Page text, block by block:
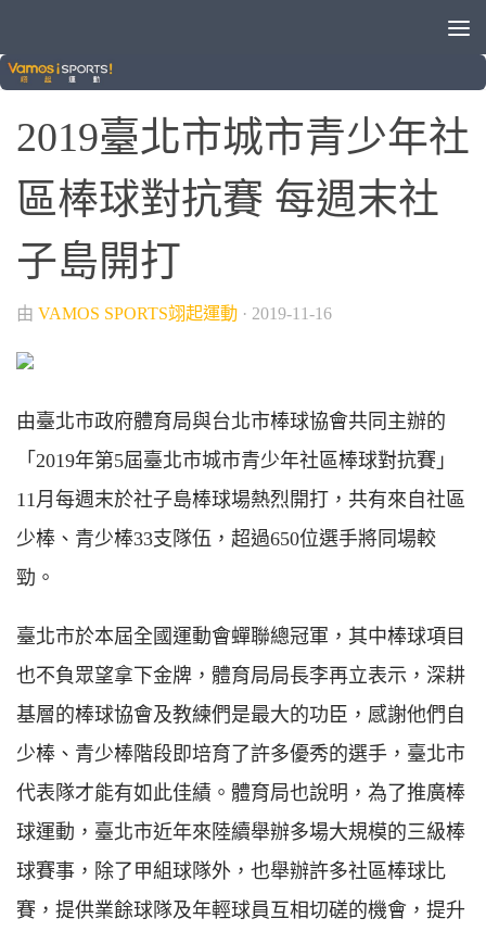
各種運動 / 少棒
2019臺北市城市青少年社
區棒球對抗賽 每週末社
子島開打
由 VAMOS SPORTS翊起運動 · 2019-11-16
由臺北市政府體育局與台北市棒球協會共同主辦的
「2019年第5屆臺北市城市青少年社區棒球對抗賽」
11月每週末於社子島棒球場熱烈開打，共有來自社區
少棒、青少棒33支隊伍，超過650位選手將同場較
勁。
臺北市於本屆全國運動會蟬聯總冠軍，其中棒球項目
也不負眾望拿下金牌，體育局局長李再立表示，深耕
基層的棒球協會及教練們是最大的功臣，感謝他們自
少棒、青少棒階段即培育了許多優秀的選手，臺北市
代表隊才能有如此佳績。體育局也說明，為了推廣棒
球運動，臺北市近年來陸續舉辦多場大規模的三級棒
球賽事，除了甲組球隊外，也舉辦許多社區棒球比
賽，提供業餘球隊及年輕球員互相切磋的機會，提升